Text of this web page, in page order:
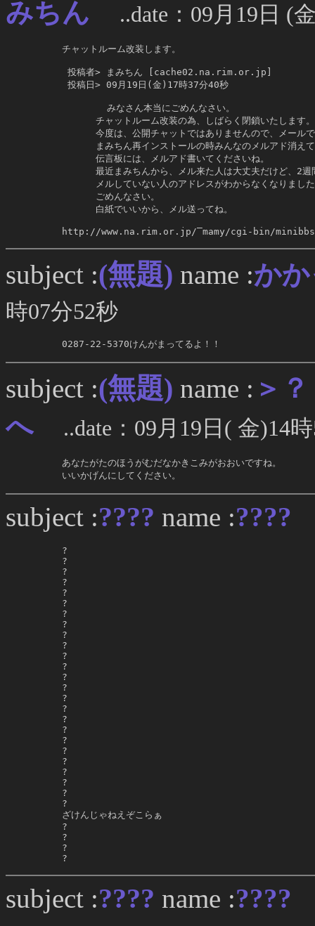
みちん ..date：09月19日 (
     チャットルーム改装します。
      投稿者> まみちん [cache02.na.rim.or.jp]
      投稿日> 09月19日(金)17時37分40秒
             みなさん本当にごめんなさい。
           チャットルーム改装の為、しばらく閉鎖いたします。
今度は、公開チャットではありませんので、メール
まみちん再インストールの時みんなのメルアド消え
           伝言板には、メルアド書いてくださいね。
最近まみちんから、メル来た人は大丈夫だけど、2週
メルしていない人のアドレスがわからなくなりまし
           ごめんなさい。
           白紙でいいから、メル送ってね。
http://www.na.rim.or.jp/‾mamy/cgi-bin/
subject :(無題) name :か
時07分52秒
     0287-22-5370けんがまってるよ！！
subject :(無題) name : ＞
へ
..date：09月19日( 金)14
     あなたがたのほうがむだなかきこみがおおいですね。
     いいかげんにしてください。
subject :???? name :????
     ?
     ?
     ?
     ?
     ?
     ?
     ?
     ?
     ?
     ?
     ?
     ?
     ?
     ?
     ?
     ?
     ?
     ?
     ?
     ?
     ?
     ?
     ?
     ?
     ?
     ざけんじゃねえぞこらぁ
     ?
     ?
     ?
     ?
subject :???? name :????